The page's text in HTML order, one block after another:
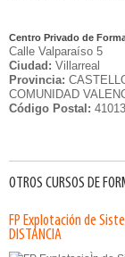
Centro Privado de
Calle Valparaíso 5
Ciudad: Villarreal
Provincia:
COMUNIDAD
Código Postal: 41013
OTROS CURSOS DE
FP Explotación de
DISTANCIA